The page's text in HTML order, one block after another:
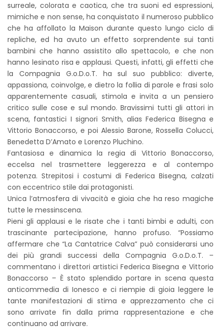
surreale, colorata e caotica, che tra suoni ed espressioni,
mimiche e non sense, ha conquistato il numeroso pubblico
che ha affollato la Maison durante questo lungo ciclo di
repliche, ed ha avuto un effetto sorprendente sui tanti
bambini che hanno assistito allo spettacolo, e che non
hanno lesinato risa e applausi. Questi, infatti, gli effetti che
la Compagnia G.o.D.o.T. ha sul suo pubblico: diverte,
appassiona, coinvolge, e dietro la follia di parole e frasi solo
apparentemente casuali, stimola e invita a un pensiero
critico sulle cose e sul mondo. Bravissimi tutti gli attori in
scena, fantastici I signori Smith, alias Federica Bisegna e
Vittorio Bonaccorso, e poi Alessio Barone, Rossella Colucci,
Benedetta D’Amato e Lorenzo Pluchino.
Fantasiosa e dinamica la regia di Vittorio Bonaccorso,
eccelsa nel trasmettere leggerezza e al contempo
potenza. Strepitosi i costumi di Federica Bisegna, calzati
con eccentrico stile dai protagonisti.
Unica l’atmosfera di vivacità e gioia che ha reso magiche
tutte le messinscena.
Pieni gli applausi e le risate che i tanti bimbi e adulti, con
trascinante partecipazione, hanno profuso. “Possiamo
affermare che “La Cantatrice Calva” può considerarsi uno
dei più grandi successi della Compagnia G.o.D.o.T. –
commentano i direttori artistici Federica Bisegna e Vittorio
Bonaccorso – È stato splendido portare in scena questa
anticommedia di Ionesco e ci riempie di gioia leggere le
tante manifestazioni di stima e apprezzamento che ci
sono arrivate fin dalla prima rappresentazione e che
continuano ad arrivare.